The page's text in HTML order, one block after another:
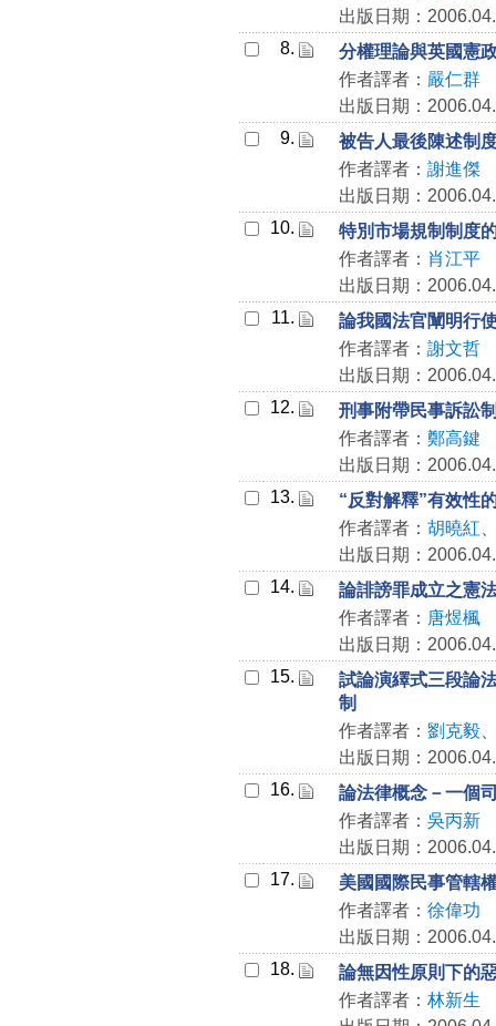
出版日期：
8.
分權理論與英國憲
作者譯者： 嚴仁群
出版日期：
9.
被告人最後陳述制
作者譯者： 謝進傑
出版日期：
10.
特別市場規制制度
作者譯者： 肖江平
出版日期：
11.
論我國法官闡明行
作者譯者： 謝文哲
出版日期：
12.
刑事附帶民事訴訟
作者譯者： 鄭高鍵
出版日期：
13.
“反對解釋”有效性
作者譯者： 胡曉紅
出版日期：
14.
論誹謗罪成立之憲
作者譯者： 唐煜楓
出版日期：
15.
試論演繹式三段論
制
作者譯者： 劉克毅
出版日期：
16.
論法律概念－一個
作者譯者： 吳丙新
出版日期：
17.
美國國際民事管轄
作者譯者： 徐偉功
出版日期：
18.
論無因性原則下的
作者譯者： 林新生